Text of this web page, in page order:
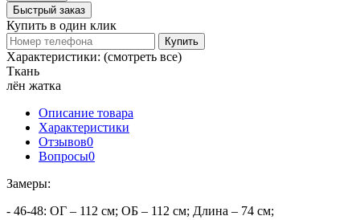
Быстрый заказ
Купить в один клик
Купить
Характеристики: (смотреть все)
Ткань
лён жатка
Описание товара
Характеристики
Отзывов0
Вопросы0
Замеры:
- 46-48: ОГ – 112 см; ОБ – 112 см; Длина – 74 см;